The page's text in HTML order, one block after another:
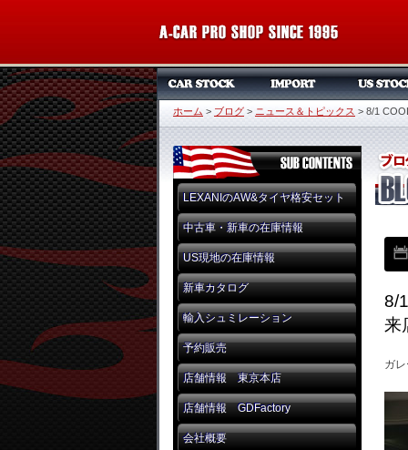
ホーム > ブログ > ニュース＆トピックス > 8/1
LEXANIのAW&タイヤ格安セット
中古車・新車の在庫情報
US現地の在庫情報
新車カタログ
輸入シュミレーション
予約販売
店舗情報 東京本店
店舗情報 GDFactory
会社概要
8/
来
ガ